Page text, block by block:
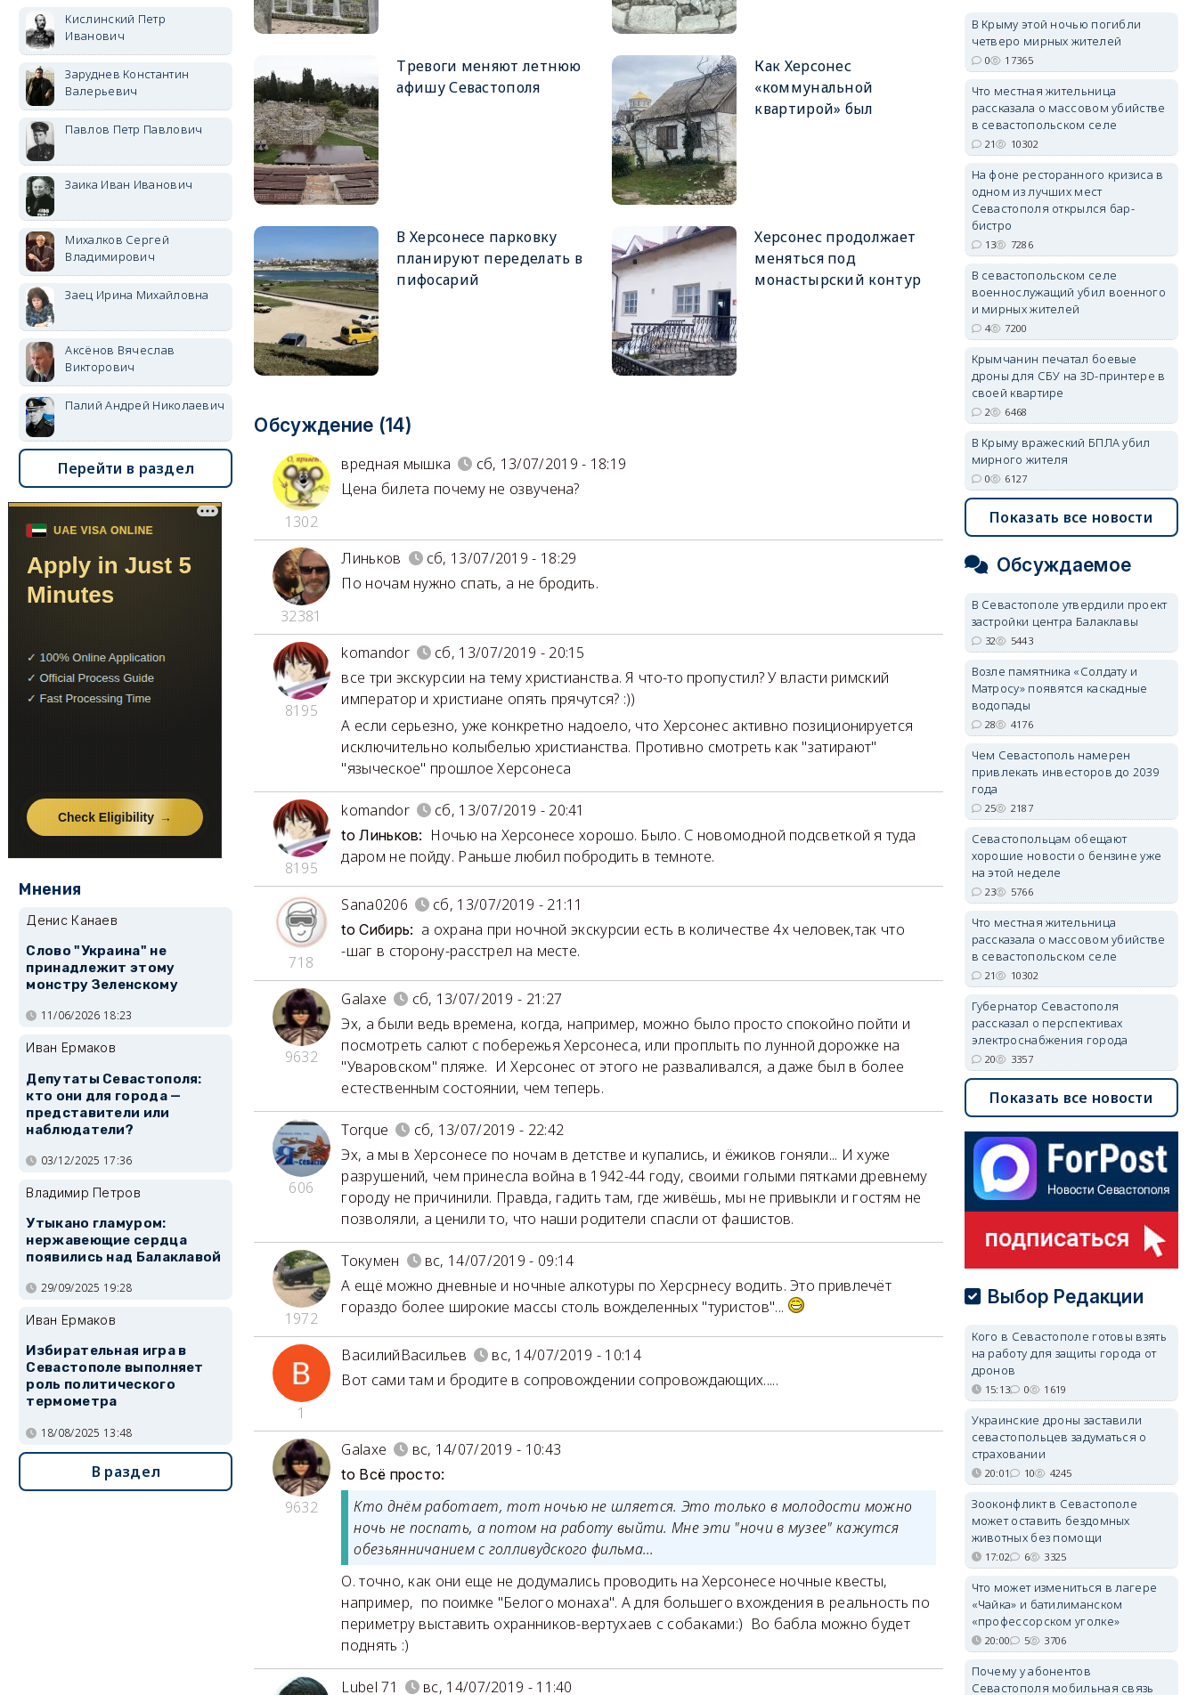
Тревоги меняют летнюю
афишу Севастополя
Как Херсонес
«коммунальной
квартирой» был
В Херсонесе парковку
планируют переделать в
пифосарий
Херсонес продолжает
меняться под
монастырский контур
Обсуждение (14)
1302
вредная мышка
сб, 13/07/2019 - 18:19
Цена билета почему не озвучена?
32381
Линьков
сб, 13/07/2019 - 18:29
По ночам нужно спать, а не бродить.
8195
komandor
сб, 13/07/2019 - 20:15
все три экскурсии на тему христианства. Я что-то пропустил? У власти римский
император и христиане опять прячутся? :))
А если серьезно, уже конкретно надоело, что Херсонес активно позиционируется
исключительно колыбелью христианства. Противно смотреть как "затирают"
"языческое" прошлое Херсонеса
8195
komandor сб, 13/07/2019 - 20:41
to Линьков: Ночью на Херсонесе хорошо. Было. С новомодной подсветкой я туда
даром не пойду. Раньше любил побродить в темноте.
718
Sana0206 сб, 13/07/2019 - 21:11
to Сибирь: а охрана при ночной экскурсии есть в количестве 4х человек,так что
-шаг в сторону-расстрел на месте.
9632
Galaxe
сб, 13/07/2019 - 21:27
Эх, а были ведь времена, когда, например, можно было просто спокойно пойти и
посмотреть салют с побережья Херсонеса, или проплыть по лунной дорожке на
"Уваровском" пляже. И Херсонес от этого не разваливался, а даже был в более
естественным состоянии, чем теперь.
606
Torque
сб, 13/07/2019 - 22:42
Эх, а мы в Херсонесе по ночам в детстве и купались, и ёжиков гоняли... И хуже
разрушений, чем принесла война в 1942-44 году, своими голыми пятками древнему
городу не причинили. Правда, гадить там, где живёшь, мы не привыкли и гостям не
позволяли, а ценили то, что наши родители спасли от фашистов.
1972
Токумен
вс, 14/07/2019 - 09:14
А ещё можно дневные и ночные алкотуры по Херсрнесу водить. Это привлечёт
гораздо более широкие массы столь вожделенных "туристов"...
1
ВасилийВасильев
вс, 14/07/2019 - 10:14
Вот сами там и бродите в сопровождении сопровождающих.....
9632
Galaxe вс, 14/07/2019 - 10:43
to Всё просто:
Кто днём работает, тот ночью не шляется. Это только в молодости можно
ночь не поспать, а потом на работу выйти. Мне эти "ночи в музее" кажутся
обезьянничанием с голливудского фильма...
О. точно, как они еще не додумались проводить на Херсонесе ночные квесты,
например, по поимке "Белого монаха". А для большего вхождения в реальность по
периметру выставить охранников-вертухаев с собаками:) Во бабла можно будет
поднять :)
Lubel 71 вс, 14/07/2019 - 11:40
Кислинский Петр
Иванович
Заруднев Константин
Валерьевич
Павлов Петр Павлович
Заика Иван Иванович
Михалков Сергей
Владимирович
Заец Ирина Михайловна
Аксёнов Вячеслав
Викторович
Палий Андрей Николаевич
Перейти в раздел
Мнения
Денис Канаев
Слово "Украина" не
принадлежит этому
монстру Зеленскому
11/06/2026 18:23
Иван Ермаков
Депутаты Севастополя:
кто они для города —
представители или
наблюдатели?
03/12/2025 17:36
Владимир Петров
Утыкано гламуром:
нержавеющие сердца
появились над Балаклавой
29/09/2025 19:28
Иван Ермаков
Избирательная игра в
Севастополе выполняет
роль политического
термометра
18/08/2025 13:48
В раздел
erid: 2SDnjdvhGXG
В Крыму этой ночью погибли
четверо мирных жителей
0 17365
Что местная жительница
рассказала о массовом убийстве
в севастопольском селе
21 10302
На фоне ресторанного кризиса в
одном из лучших мест
Севастополя открылся бар-
бистро
13 7286
В севастопольском селе
военнослужащий убил военного
и мирных жителей
4 7200
Крымчанин печатал боевые
дроны для СБУ на 3D-принтере в
своей квартире
2 6468
В Крыму вражеский БПЛА убил
мирного жителя
0 6127
Показать все новости
Обсуждаемое
В Севастополе утвердили проект
застройки центра Балаклавы
32 5443
Возле памятника «Солдату и
Матросу» появятся каскадные
водопады
28 4176
Чем Севастополь намерен
привлекать инвесторов до 2039
года
25 2187
Севастопольцам обещают
хорошие новости о бензине уже
на этой неделе
23 5766
Что местная жительница
рассказала о массовом убийстве
в севастопольском селе
21 10302
Губернатор Севастополя
рассказал о перспективах
электроснабжения города
20 3357
Показать все новости
Выбор Редакции
Кого в Севастополе готовы взять
на работу для защиты города от
дронов
15:13 0 1619
Украинские дроны заставили
севастопольцев задуматься о
страховании
20:01 10 4245
Зооконфликт в Севастополе
может оставить бездомных
животных без помощи
17:02 6 3325
Что может измениться в лагере
«Чайка» и батилиманском
«профессорском уголке»
20:00 5 3706
Почему у абонентов
Севастополя мобильная связь